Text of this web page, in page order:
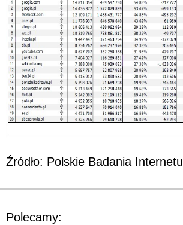
Źródło: Polskie Badania Internetu
Polecamy: